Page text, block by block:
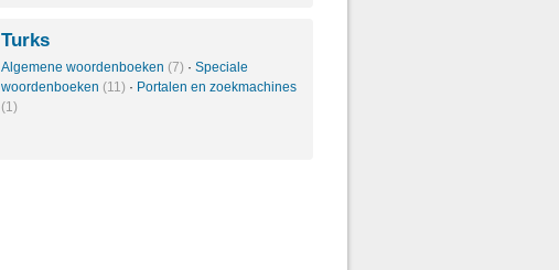
Turks
Algemene woordenboeken (7) · Speciale
woordenboeken (11) · Portalen en zoekmachines
(1)